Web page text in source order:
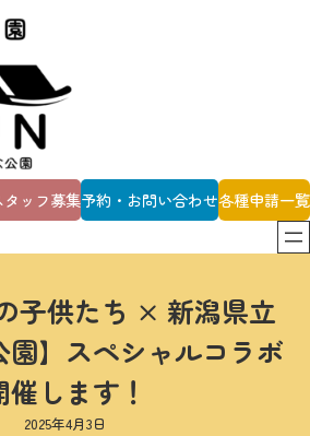
ッフ募集予約・お問い合わせ各種申請一覧
子供たち × 新潟県立
】スペシャルコラボ
催します！
2025年4月3日